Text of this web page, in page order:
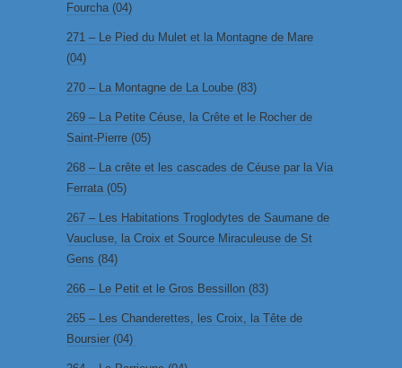
Fourcha (04)
271 – Le Pied du Mulet et la Montagne de Mare
(04)
270 – La Montagne de La Loube (83)
269 – La Petite Céuse, la Crête et le Rocher de
Saint-Pierre (05)
268 – La crête et les cascades de Céuse par la Via
Ferrata (05)
267 – Les Habitations Troglodytes de Saumane de
Vaucluse, la Croix et Source Miraculeuse de St
Gens (84)
266 – Le Petit et le Gros Bessillon (83)
265 – Les Chanderettes, les Croix, la Tête de
Boursier (04)